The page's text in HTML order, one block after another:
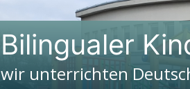
Bilingualer
wir unterrichten